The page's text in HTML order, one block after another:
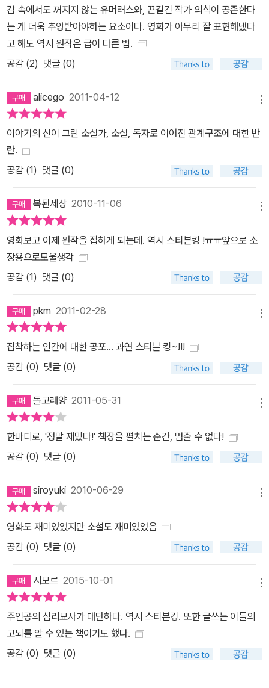
감 속에서도 꺼지지 않는 유머러스와, 끈길긴 작가 의식이 공존한다
는 게 더욱 추앙받아야하는 요소이다. 영화가 아무리 잘 표현해냈다
고 해도 역시 원작은 급이 다른 법.
공감 (2) 댓글 (0)
alicego 2011-04-12
이야기의 신이 그린 소설가, 소설, 독자로 이어진 관계구조에 대한 반
란.
공감 (1) 댓글 (0)
복된세상2010-11-06
영화보고 이제 원작을 접하게 되는데. 역시 스티븐킹 !ㅠㅠ앞으로 소
장용으로모울생각
공감 (1) 댓글 (0)
pkm 2011-02-28
집착하는 인간에 대한 공포... 과연 스티븐 킹~!!!
공감 (0) 댓글 (0)
돌고래양 2011-05-31
한마디로, '정말 재밌다!' 책장을 펼치는 순간, 멈출 수 없다!
공감 (0) 댓글 (0)
siroyuki 2010-06-29
영화도 재미있었지만 소설도 재미있었음
공감 (0) 댓글 (0)
시모르 2015-10-01
주인공의 심리묘사가 대단하다. 역시 스티븐킹. 또한 글쓰는 이들의
고뇌를 알 수 있는 책이기도 했다.
공감 (0) 댓글 (0)